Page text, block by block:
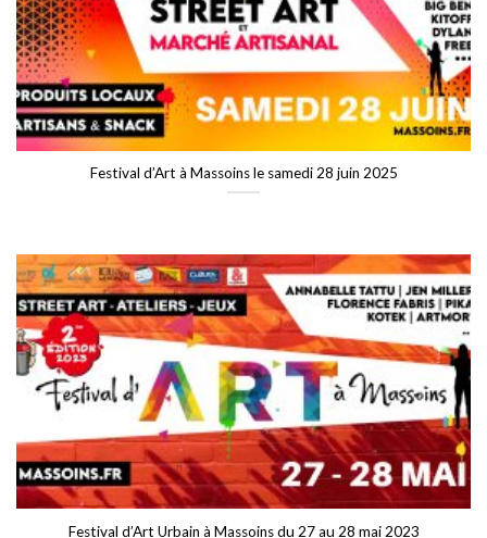
Festival d’Art à Massoins le samedi 28 juin 2025
Festival d’Art Urbain à Massoins du 27 au 28 mai 2023